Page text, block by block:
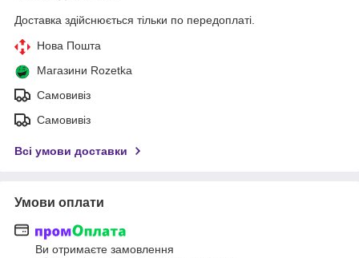
Доставка здійснюється тільки по передоплаті.
Нова Пошта
Магазини Rozetka
Самовивіз
Самовивіз
Всі умови доставки
Умови оплати
Ви отримаєте замовлення